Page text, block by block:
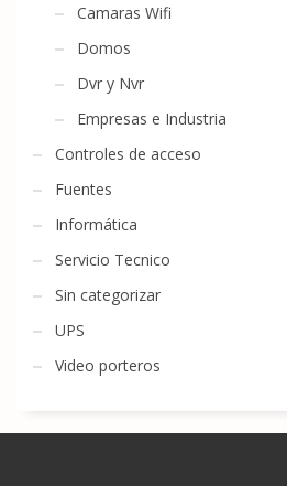
Camaras Wifi
Domos
Dvr y Nvr
Empresas e Industria
Controles de acceso
Fuentes
Informática
Servicio Tecnico
Sin categorizar
UPS
Video porteros